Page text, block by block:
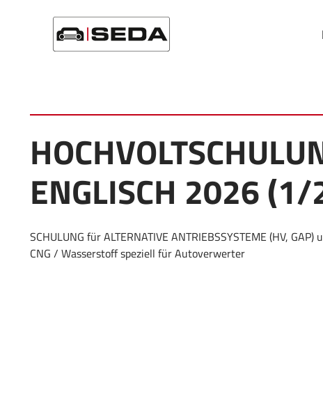
Startseite/Events/Hochvoltschulung in Englisch 2026 (1/2)
ENGLISCH 2026 (1/
SCHULUNG für ALTERNATIVE ANTRIEBSSYSTEME (HV,
CNG / Wasserstoff speziell für Autoverwerter